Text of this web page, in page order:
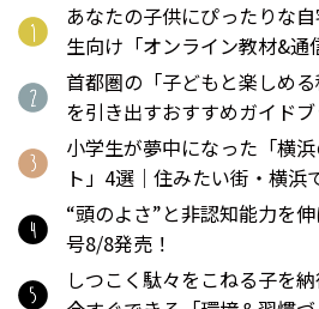
あなたの子供にぴったりな
生向け「オンライン教材&通
首都圏の「子どもと楽しめ
を引き出すおすすめガイド
小学生が夢中になった「横
ト」4選｜住みたい街・横浜
“頭のよさ”と非認知能力を
号8/8発売！
しつこく駄々をこねる子を